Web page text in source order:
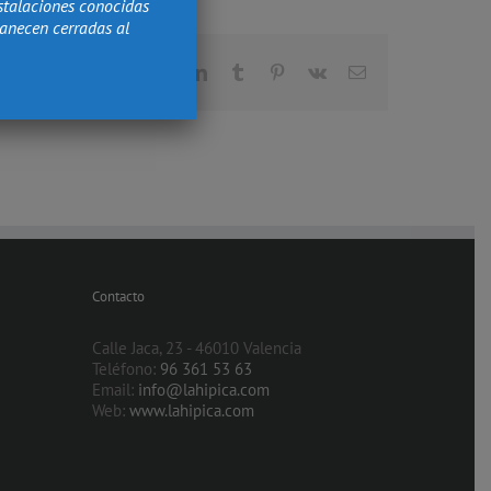
RedditLinkedInTumblr Pinterest
Vk
Correo
Contacto
Calle Jaca, 23 - 46010 Valencia
Teléfono: 96 361 53 63
Email: info@lahipica.com
Web: www.lahipica.com
conocidas
cerradas al